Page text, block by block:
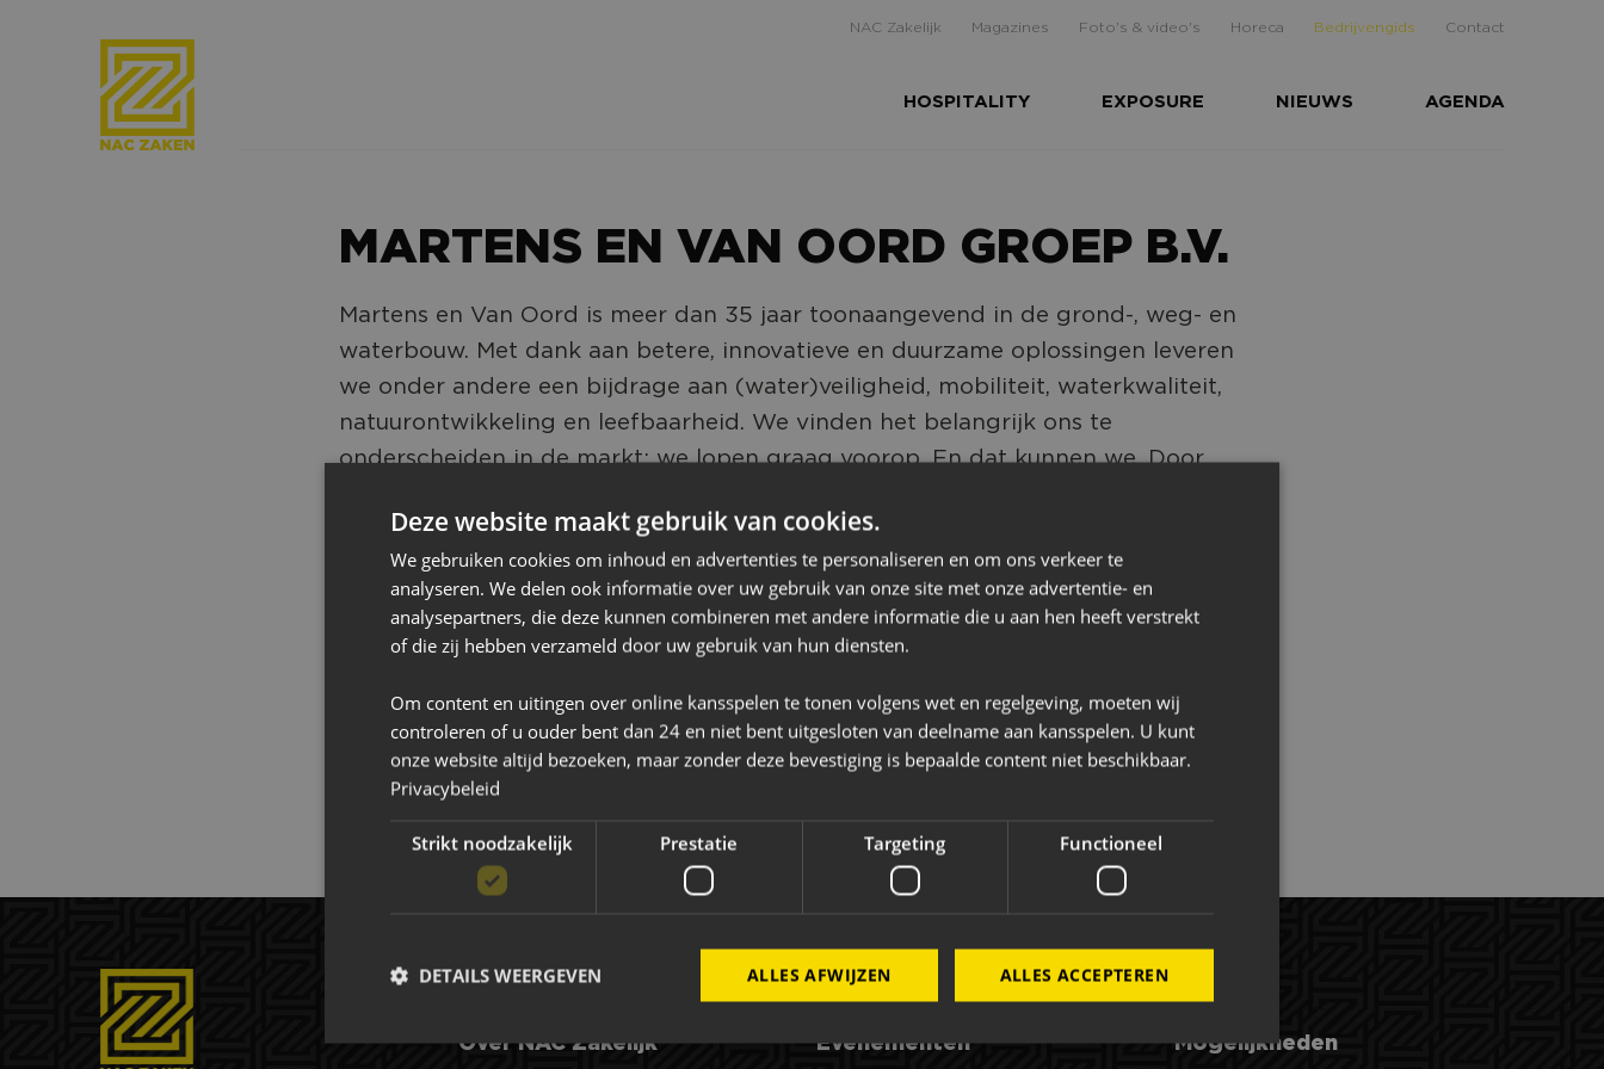
NAC Zakelijk Magazines Foto's & video's Horeca Bedrijvengids Contact
HOSPITALITY EXPOSURE NIEUWS AGENDA
MARTENS EN VAN OORD GROEP B.V.
Martens en Van Oord is meer dan 35 jaar toonaangevend in de grond-, weg- en
waterbouw. Met dank aan betere, innovatieve en duurzame oplossingen leveren
we onder andere een bijdrage aan (water)veiligheid, mobiliteit, waterkwaliteit,
natuurontwikkeling en leefbaarheid. We vinden het belangrijk ons te
onderscheiden in de markt; we lopen graag voorop. En dat kunnen we. Door
hoogwaardig materieel in te zetten. Door slimme logistiek toe te passen en
bouwstoffen efficiënt te benutten. Maar bovenal door de Mensen die het Maken.
Op het land, in het water en op de grens daartussen.
Bekijk de website
+31 (0)162 - 47 47 47
Over NAC Zakelijk Evenementen Mogelijkheden
Deze website maakt gebruik van cookies.
We gebruiken cookies om inhoud en advertenties te personaliseren en om ons verkeer te
analyseren. We delen ook informatie over uw gebruik van onze site met onze advertentie- en
analysepartners, die deze kunnen combineren met andere informatie die u aan hen heeft verstrekt
of die zij hebben verzameld door uw gebruik van hun diensten.
Om content en uitingen over online kansspelen te tonen volgens wet en regelgeving, moeten wij
controleren of u ouder bent dan 24 en niet bent uitgesloten van deelname aan kansspelen. U kunt
onze website altijd bezoeken, maar zonder deze bevestiging is bepaalde content niet beschikbaar.
Privacybeleid
Strikt noodzakelijk Prestatie Targeting Functioneel
ALLES ACCEPTEREN
ALLES AFWIJZEN
DETAILS WEERGEVEN